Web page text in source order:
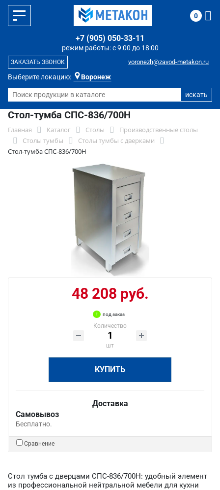
Выберите локацию: Воронеж
режим работы: с 9:00 до 18:00
+7 (905) 050-33-11
voronezh@zavod-metakon.ru
ЗАКАЗАТЬ ЗВОНОК
0
Стол-тумба СПС-836/700Н
Главная Каталог Столы
Производственные столы
Столы тумбы
Столы тумбы с дверками
Стол-тумба СПС-836/700Н
48 208 руб.
под заказ
Количество
шт
КУПИТЬ
Доставка
Самовывоз
Бесплатно.
Сравнение
Стол тумба с дверцами СПС-836/700Н: удобный элемент
из профессиональной нейтральной мебели для кухни